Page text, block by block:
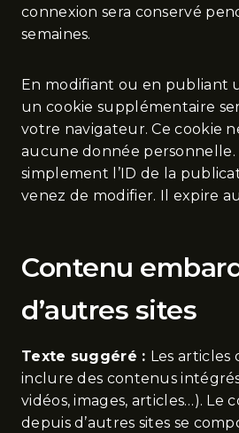
connexion sera conservé
semaines.
En modifiant ou en publiant
un cookie supplémentaire
votre navigateur. Ce cookie
aucune donnée
simplement l’ID de la
venez de modifier. Il expire
Contenu
d’autres sites
Texte suggéré : Les articles
inclure des contenus
vidéos, images, articles…). Le
depuis d’autres sites se